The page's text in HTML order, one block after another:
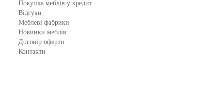
Покупка меблів у кредит
Відгуки
Меблеві фабрики
Новинки меблів
Договір оферти
Контакти